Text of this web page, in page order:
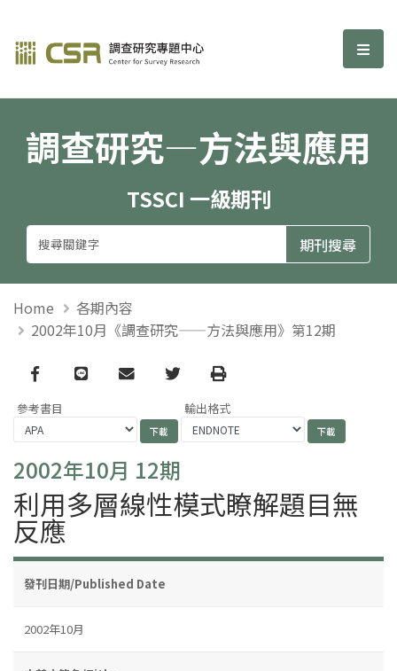
調查研究—方法與應用期刊 選
調查研究—方法與應用
TSSCI 一級期刊
Home
各期內容
2002年10月《調查研究——方法與應用》第12期
Facebook
line email TwitterPrint
參考書目 輸出格式
2002年10月 12期
利用多層線性模式瞭解題目無
反應
發刊日期/Published Date
2002年10月